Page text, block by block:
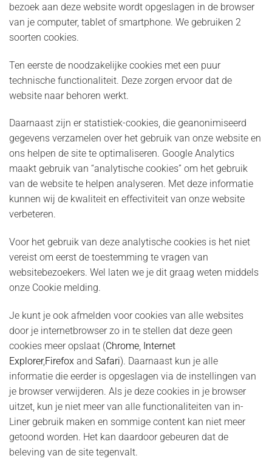
bezoek aan deze website wordt opgeslagen in de browser
van je computer, tablet of smartphone. We gebruiken 2
soorten cookies.
Ten eerste de noodzakelijke cookies met een puur
technische functionaliteit. Deze zorgen ervoor dat de
website naar behoren werkt.
Daarnaast zijn er statistiek-cookies, die geanonimiseerd
gegevens verzamelen over het gebruik van onze website en
ons helpen de site te optimaliseren. Google Analytics
maakt gebruik van “analytische cookies” om het gebruik
van de website te helpen analyseren. Met deze informatie
kunnen wij de kwaliteit en effectiviteit van onze website
verbeteren.
Voor het gebruik van deze analytische cookies is het niet
vereist om eerst de toestemming te vragen van
websitebezoekers. Wel laten we je dit graag weten middels
onze Cookie melding.
Je kunt je ook afmelden voor cookies van alle websites
door je internetbrowser zo in te stellen dat deze geen
cookies meer opslaat (Chrome, Internet
Explorer,Firefox and Safari). Daarnaast kun je alle
informatie die eerder is opgeslagen via de instellingen van
je browser verwijderen. Als je deze cookies in je browser
uitzet, kun je niet meer van alle functionaliteiten van in-
Liner gebruik maken en sommige content kan niet meer
getoond worden. Het kan daardoor gebeuren dat de
beleving van de site tegenvalt.